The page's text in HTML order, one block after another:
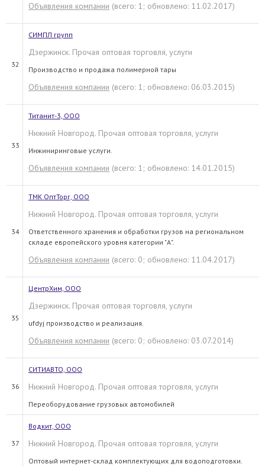
Объявления компании (всего: 1; обновлено: 11.02.2017)
32
СИМПЛ групп
Дзержинск. Прочая оптовая торговля, услуги
Производство и продажа полимерной тары
Объявления компании (всего: 1; обновлено: 06.03.2015)
33
Титанит-3, ООО
Нижний Новгород. Прочая оптовая торговля, услуги
Инжиниринговые услуги.
Объявления компании (всего: 1; обновлено: 14.01.2015)
34
ТМК ОптТорг, ООО
Нижний Новгород. Прочая оптовая торговля, услуги
Ответственного хранения и обработки грузов на региональном
складе европейского уровня категории "А".
Объявления компании (всего: 0; обновлено: 11.04.2017)
35
ЦентрХим, ООО
Дзержинск. Прочая оптовая торговля, услуги
ufdyj производство и реализация.
Объявления компании (всего: 0; обновлено: 03.07.2014)
36
СИТИАВТО, ООО
Нижний Новгород. Прочая оптовая торговля, услуги
Переоборудование грузовых автомобилей
37
Водкит, ООО
Нижний Новгород. Прочая оптовая торговля, услуги
Оптовый интернет-склад комплектующих для водоподготовки.